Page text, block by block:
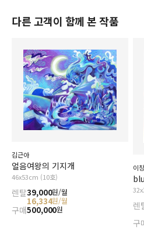
다른 고객이 함께 본 작품
김근아
얼음여왕의 기지개
46x53cm (10호)
렌탈39,000원/월
16,334원/월
구매500,000원
이
렌
구